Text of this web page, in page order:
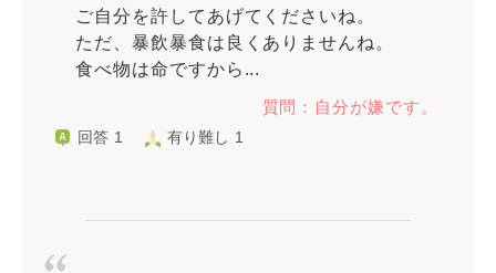
ご自分を許してあげてくださいね。
ただ、暴飲暴食は良くありませんね。
食べ物は命ですから...
質問：自分が嫌です。
回答 1 有り難し 1